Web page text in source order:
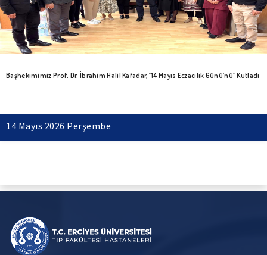
Başhekimimiz Prof. Dr. İbrahim Halil Kafadar, “14 Mayıs Eczacılık Günü’nü” Kutladı
14 Mayıs 2026 Perşembe